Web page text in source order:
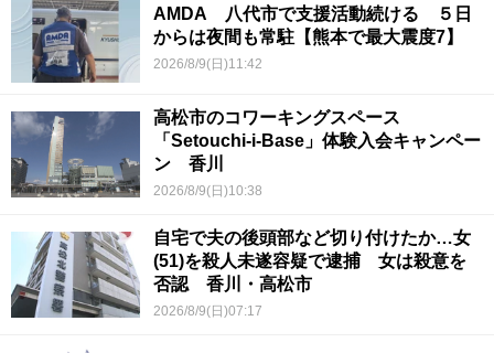
AMDA 八代市で支援活動続ける ５日
からは夜間も常駐【熊本で最大震度7】
2026/8/9(日)11:42
高松市のコワーキングスペース
「Setouchi-i-Base」体験入会キャンペー
ン 香川
2026/8/9(日)10:38
自宅で夫の後頭部など切り付けたか…女
(51)を殺人未遂容疑で逮捕 女は殺意を
否認 香川・高松市
2026/8/9(日)07:17